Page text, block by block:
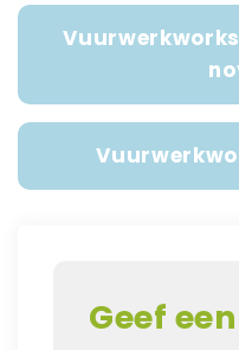
Geef